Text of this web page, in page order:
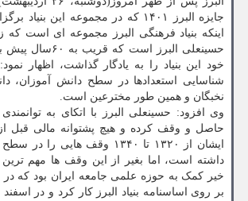
جایزه البرز ۱۴۰۱ که در مجموعه این
اینکه بنیاد فرهنگی البرز مجموعه ای است که
حسینعلی البرز است
خود این بنیاد را به یادگار گذاشت، اظهار نمود:
شناسایی استعدادها در سطح دانش آموزان،
نخبگان و همین طور مخترعین است.
وی افزود: حسینعلی البرز با اتکای به
حاصل و وقف کرده و هیچ پشتوانه مالی قبل
ایشان از ۱۳۲۰ تا ۱۳۴۰ وقف هایی
داشته است، اما بغیر از این وقف ها مهم ترین
خیر کمک به حوزه علمی جامعه ایران بود که